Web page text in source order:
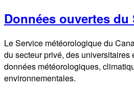
Données ouvertes du
Le Service météorologique du
du secteur privé, des universitaires
données météorologiques,
environnementales.